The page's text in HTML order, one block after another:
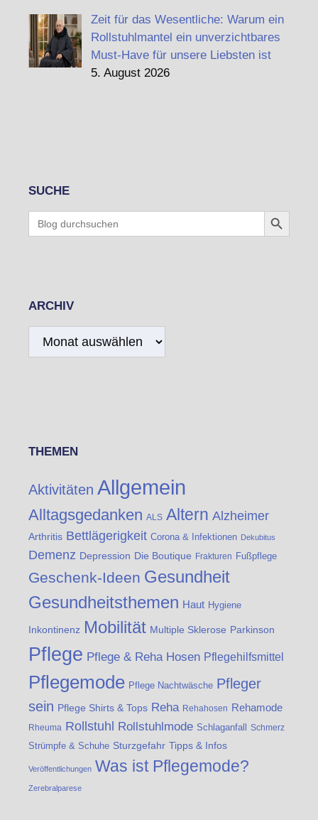
Zeit für das Wesentliche: Warum ein
Rollstuhlmantel ein unverzichtbares
Must-Have für unsere Liebsten ist
5. August 2026
SUCHE
Search
for:
Search Button
ARCHIV
THEMEN
Aktivitäten Allgemein
Alltagsgedanken ALS Altern Alzheimer
Arthritis Bettlägerigkeit Corona & Infektionen Dekubitus
Demenz Depression Die Boutique Frakturen Fußpflege
Geschenk-Ideen Gesundheit
Gesundheitsthemen Haut Hygiene
Inkontinenz Mobilität Multiple Sklerose Parkinson
Pflege Pflege & Reha Hosen Pflegehilfsmittel
Pflegemode Pflege Nachtwäsche Pfleger
sein Pflege Shirts & Tops Reha Rehahosen Rehamode
Rheuma Rollstuhl Rollstuhlmode Schlaganfall Schmerz
Strümpfe & Schuhe Sturzgefahr Tipps & Infos
Veröffentlichungen Was ist Pflegemode?
Zerebralparese